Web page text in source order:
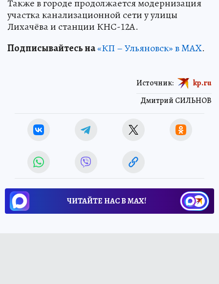
Также в городе продолжается модернизация
участка канализационной сети у улицы
Лихачёва и станции КНС-12А.
Подписывайтесь на«КП – Ульяновск» в MAX.
Дмитрий СИЛЬНОВ
Источник: kp.ru
ЧИТАЙТЕ НАС В МАХ!